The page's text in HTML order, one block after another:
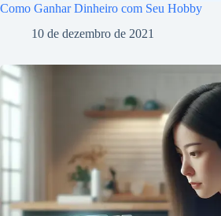
Como Ganhar Dinheiro com Seu Hobby
10 de dezembro de 2021